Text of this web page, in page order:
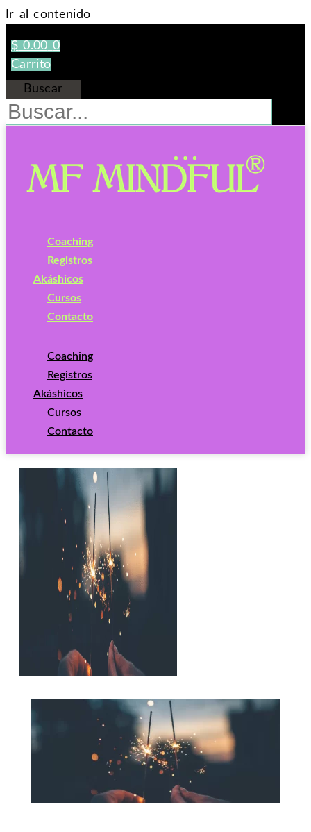
Ir al contenido
$ 0.00 0
Carrito
Buscar
Coaching
Registros
Akáshicos
Cursos
Contacto
Coaching
Registros
Akáshicos
Cursos
Contacto